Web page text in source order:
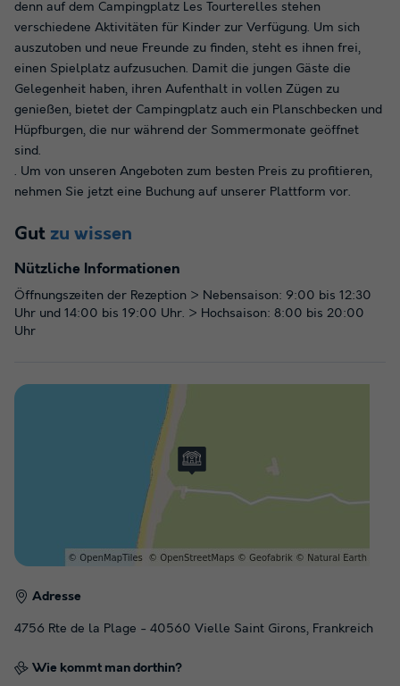
denn auf dem Campingplatz Les Tourterelles stehen
verschiedene Aktivitäten für Kinder zur Verfügung. Um sich
auszutoben und neue Freunde zu finden, steht es ihnen frei,
einen Spielplatz aufzusuchen. Damit die jungen Gäste die
Gelegenheit haben, ihren Aufenthalt in vollen Zügen zu
genießen, bietet der Campingplatz auch ein Planschbecken und
Hüpfburgen, die nur während der Sommermonate geöffnet
sind.
. Um von unseren Angeboten zum besten Preis zu profitieren,
nehmen Sie jetzt eine Buchung auf unserer Plattform vor.
Gut zu wissen
Nützliche Informationen
Öffnungszeiten der Rezeption > Nebensaison: 9:00 bis 12:30
Uhr und 14:00 bis 19:00 Uhr. > Hochsaison: 8:00 bis 20:00
Uhr
Adresse
4756 Rte de la Plage - 40560 Vielle Saint Girons, Frankreich
Wie kommt man dorthin?